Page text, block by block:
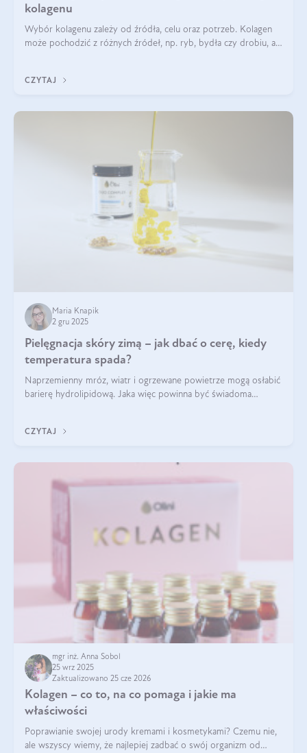
kolagenu
Wybór kolagenu zależy od źródła, celu oraz potrzeb. Kolagen
może pochodzić z różnych źródeł, np. ryb, bydła czy drobiu, a
bydlęcy.
CZYTAJ
Maria Knapik
2 gru 2025
Pielęgnacja skóry zimą – jak dbać o cerę, kiedy
temperatura spada?
Naprzemienny mróz, wiatr i ogrzewane powietrze mogą osłabić
barierę hydrolipidową. Jaka więc powinna być świadoma
CZYTAJ
mgr inż. Anna Sobol
25 wrz 2025
Zaktualizowano 25 cze 2026
Kolagen – co to, na co pomaga i jakie ma
właściwości
Poprawianie swojej urody kremami i kosmetykami? Czemu nie,
ale wszyscy wiemy, że najlepiej zadbać o swój organizm od